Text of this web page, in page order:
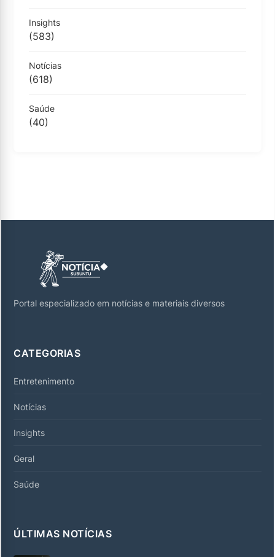
Insights
(583)
Notícias
(618)
Saúde
(40)
Portal especializado em notícias e materiais diversos
CATEGORIAS
Entretenimento
Notícias
Insights
Geral
Saúde
ÚLTIMAS NOTÍCIAS